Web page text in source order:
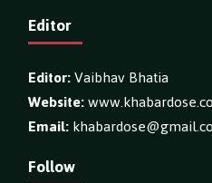
Editor
Editor:Vaibhav Bhatia
Website:
Email:
Follow